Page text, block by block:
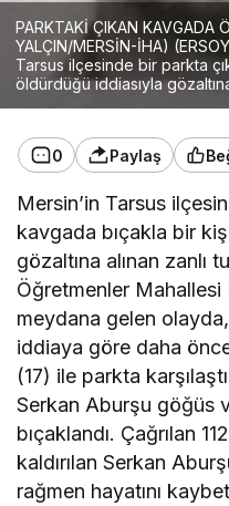
PARKTAKİ ÇIKAN KAVGADA
YALÇIN/MERSİN-İHA)
Tarsus ilçesinde bir parkta
öldürdüğü iddiasıyla
0 Paylaş
Mersin’in Tarsus
kavgada bıçakla bir
gözaltına alınan zanlı
Öğretmenler Mahallesi
meydana gelen
iddiaya göre daha
(17) ile parkta
Serkan Aburşu göğüs
bıçaklandı. Çağrılan
kaldırılan Serkan
rağmen hayatını